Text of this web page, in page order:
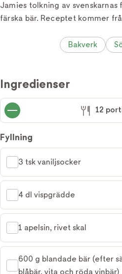
Jamies tolkning av
färska bär. Receptet kommer
Bakverk
Ingredienser
12
Fyllning
3 tsk vaniljsocker
4 dl vispgrädde
1 apelsin, rivet skal
600 g blandade bär (efter
blåbär, vita och röda vinbär)